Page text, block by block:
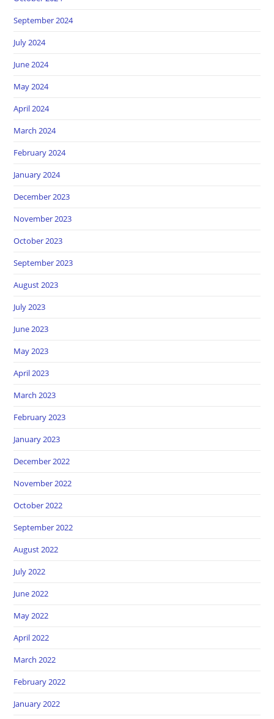
September 2024
July 2024
June 2024
May 2024
April 2024
March 2024
February 2024
January 2024
December 2023
November 2023
October 2023
September 2023
August 2023
July 2023
June 2023
May 2023
April 2023
March 2023
February 2023
January 2023
December 2022
November 2022
October 2022
September 2022
August 2022
July 2022
June 2022
May 2022
April 2022
March 2022
February 2022
January 2022